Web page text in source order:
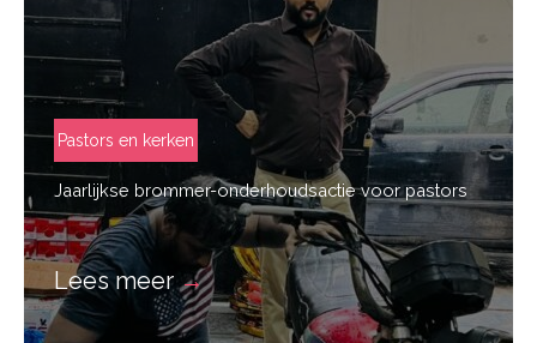
Pastors en kerken
Jaarlijkse brommer-onderhoudsactie voor pastors
Lees meer→